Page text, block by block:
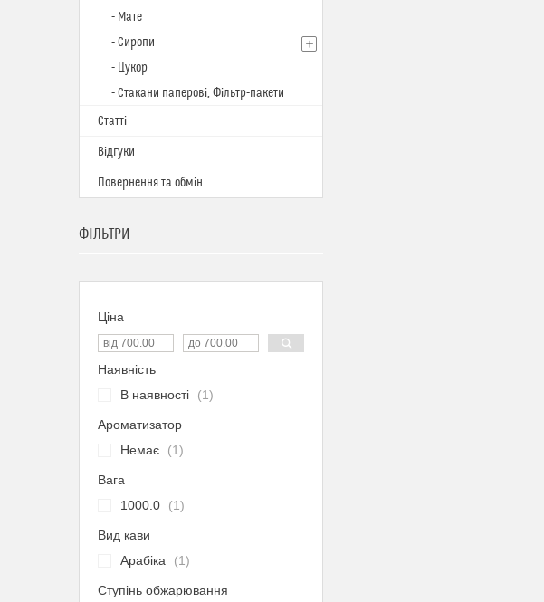
- Мате
- Сиропи
- Цукор
- Стакани паперові, Фільтр-пакети
Статті
Відгуки
Повернення та обмін
ФІЛЬТРИ
Ціна
Наявність
В наявності
1
Ароматизатор
Немає
1
Вага
1000.0
1
Вид кави
Арабіка
1
Ступінь обжарювання